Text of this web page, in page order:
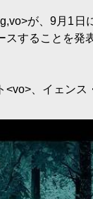
が、9月1
することを発
、イェンス